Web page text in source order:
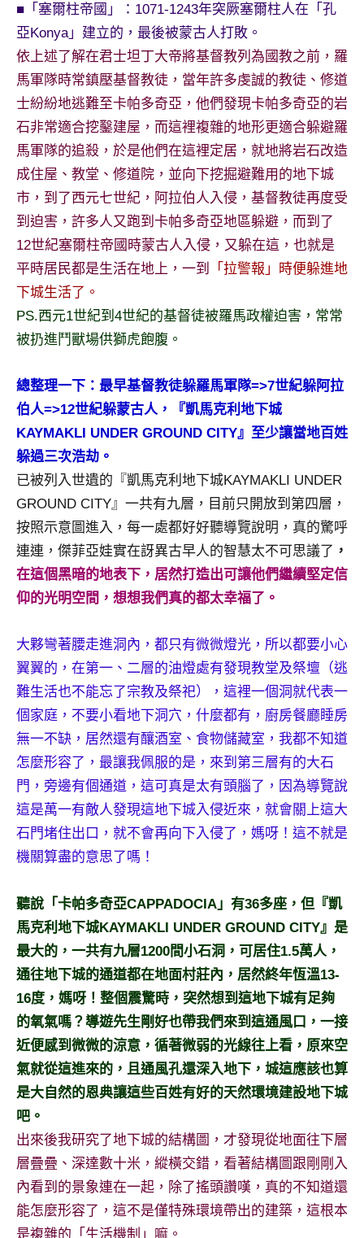
及
活
動
主
持、
校
企
業
講
座、
落
客
及
旅
誌
專
欄、
觀
光
合
作
達
人
對
象。
■「塞爾柱帝國」：1071-1243年突厥塞爾柱人在「孔
亞Konya」建立的，最後被蒙古人打敗。
依上述了解在君士坦丁大帝將基督教列為國教之前，羅
馬軍隊時常鎮壓基督教徒，當年許多虔誠的教徒、修道
士紛紛地逃難至卡帕多奇亞，他們發現卡帕多奇亞的岩
石非常適合挖鑿建屋，而這裡複雜的地形更適合躲避羅
馬軍隊的追殺，於是他們在這裡定居，就地將岩石改造
成住屋、教堂、修道院，並向下挖掘避難用的地下城
市，到了西元七世紀，阿拉伯人入侵，基督教徒再度受
到迫害，許多人又跑到卡帕多奇亞地區躲避，而到了
12世紀塞爾柱帝國時蒙古人入侵，又躲在這，也就是
平時居民都是生活在地上，一到
「拉警報」時便躲進地
下城生活了。
PS.西元1世紀到4世紀的基督徒被羅馬政權迫害，常常
被扔進鬥獸場供獅虎飽腹。
總整理一下：最早基督教徒躲羅馬軍隊=>7世紀躲阿拉
伯人=>12世紀躲蒙古人，『凱馬克利地下城
KAYMAKLI UNDER GROUND CITY』至少讓當地百姓
躲過三次浩劫。
已被列入世遺的『凱馬克利地下城KAYMAKLI UNDER
GROUND CITY』一共有九層，目前只開放到第四層，
按照示意圖進入，每一處都好好聽導覽說明，真的驚呼
連連，傑菲亞娃實在訝異古早人的智慧太不可思議了 ，
在這個黑暗的地表下，居然打造出可讓他們繼續堅定信
仰的光明空間，想想我們真的都太幸福了。
大夥彎著腰走進洞內，都只有微微燈光，所以都要小心
翼翼的，在第一、二層的油燈處有發現教堂及祭壇（逃
難生活也不能忘了宗教及祭祀），這裡一個洞就代表一
個家庭，不要小看地下洞穴，什麼都有，廚房餐廳睡房
無一不缺，居然還有釀酒室、食物儲藏室，我都不知道
怎麼形容了，最讓我佩服的是，來到第三層有的大石
門，旁邊有個通道，這可真是太有頭腦了，因為導覽說
這是萬一有敵人發現這地下城入侵近來，就會關上這大
石門堵住出口，就不會再向下入侵了，媽呀！這不就是
機關算盡的意思了嗎！
聽說「卡帕多奇亞CAPPADOCIA」有36多座，但『凱
馬克利地下城KAYMAKLI UNDER GROUND CITY』是
最大的，一共有九層1200間小石洞，可居住1.5萬人，
通往地下城的通道都在地面村莊內，居然終年恆溫13-
16度，媽呀！整個震驚時，突然想到這地下城有足夠
的氧氣嗎？導遊先生剛好也帶我們來到這通風口，一接
近便感到微微的涼意，循著微弱的光線往上看，原來空
氣就從這進來的，且通風孔還深入地下，城這應該也算
是大自然的恩典讓這些百姓有好的天然環境建設地下城
吧。
出來後我研究了地下城的結構圖，才發現從地面往下層
層疊疊、深達數十米，縱橫交錯，看著結構圖跟剛剛入
內看到的景象連在一起，除了搖頭讚嘆，真的不知道還
能怎麼形容了，這不是僅特殊環境帶出的建築，這根本
是複雜的「生活機制」嘛。